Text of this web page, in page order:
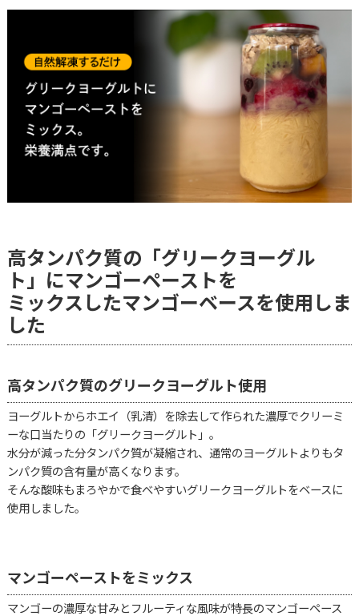
高タンパク質の「グリークヨーグル
ト」にマンゴーペーストを
ミックスしたマンゴーベースを使用しま
した
高タンパク質のグリークヨーグルト使用
ヨーグルトからホエイ（乳清）を除去して作られた濃厚でクリーミ
ーな口当たりの「グリークヨーグルト」。
水分が減った分タンパク質が凝縮され、通常のヨーグルトよりもタ
ンパク質の含有量が高くなります。
そんな酸味もまろやかで食べやすいグリークヨーグルトをベースに
使用しました。
マンゴーペーストをミックス
マンゴーの濃厚な甘みとフルーティな風味が特長のマンゴーペース